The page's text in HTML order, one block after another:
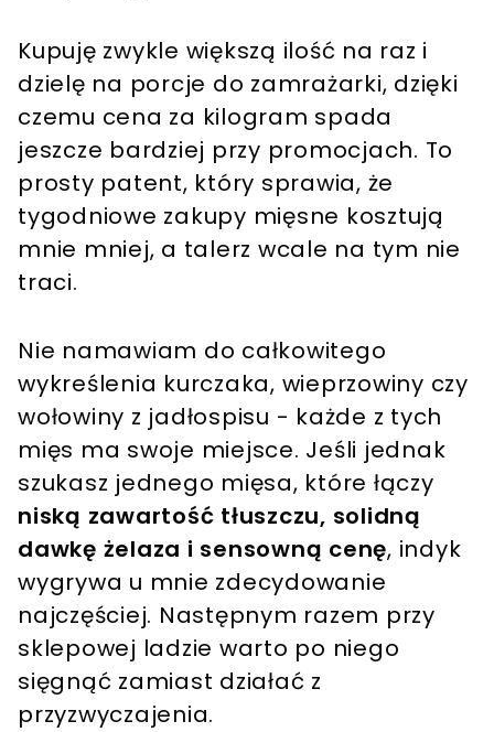
Kupuję zwykle większą ilość na raz i
dzielę na porcje do zamrażarki, dzięki
czemu cena za kilogram spada
jeszcze bardziej przy promocjach. To
prosty patent, który sprawia, że
tygodniowe zakupy mięsne kosztują
mnie mniej, a talerz wcale na tym nie
traci.
Nie namawiam do całkowitego
wykreślenia kurczaka, wieprzowiny czy
wołowiny z jadłospisu - każde z tych
mięs ma swoje miejsce. Jeśli jednak
szukasz jednego mięsa, które łączy
niską zawartość tłuszczu, solidną
dawkę żelaza i sensowną cenę, indyk
wygrywa u mnie zdecydowanie
najczęściej. Następnym razem przy
sklepowej ladzie warto po niego
sięgnąć zamiast działać z
przyzwyczajenia.